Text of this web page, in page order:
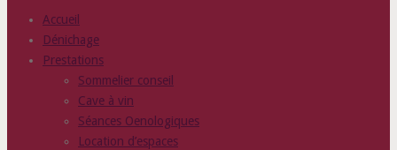
Accueil
Dénichage
Prestations
Sommelier conseil
Cave à vin
Séances Oenologiques
Location d’espaces